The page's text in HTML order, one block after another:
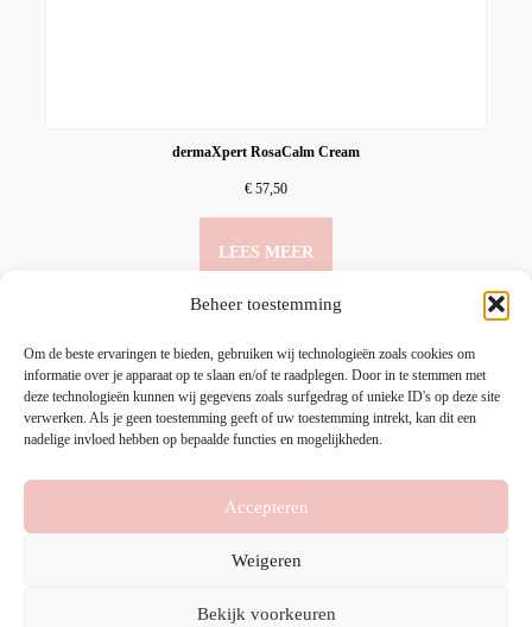
Beheer toestemming
Om de beste ervaringen te bieden, gebruiken wij technologieën zoals cookies om
informatie over je apparaat op te slaan en/of te raadplegen. Door in te stemmen met
deze technologieën kunnen wij gegevens zoals surfgedrag of unieke ID's op deze site
verwerken. Als je geen toestemming geeft of uw toestemming intrekt, kan dit een
nadelige invloed hebben op bepaalde functies en mogelijkheden.
Accepteren
Weigeren
Bekijk voorkeuren
dermaXpert RosaCalm Cream
€ 57,50
LEES MEER